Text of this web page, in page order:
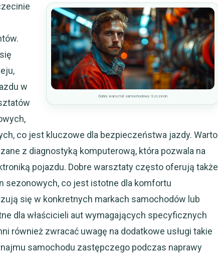
Dobry warsztat samochodowy Szczecin
w
co jest kluczowe dla bezpieczeństwa jazdy. Warto
z diagnostyką komputerową, która pozwala na
pojazdu. Dobre warsztaty często oferują także
sezonowych, co jest istotne dla komfortu
się w konkretnych markach samochodów lub
dla właścicieli aut wymagających specyficznych
również zwracać uwagę na dodatkowe usługi takie
samochodu zastępczego podczas naprawy